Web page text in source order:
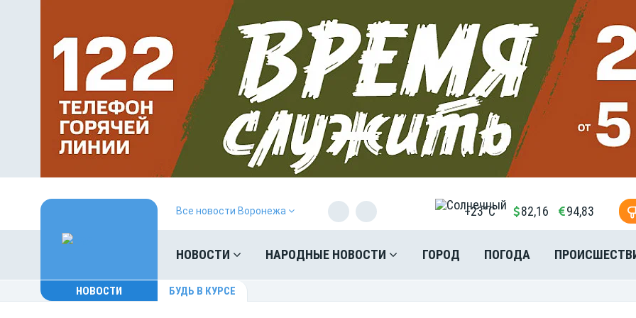
Все новости Воронежа +23°C 82,16 94,83
НОВОСТИ НАРОДНЫЕ НОВОСТИ ГОРОД ПОГОДА
НОВОСТИ БУДЬ В КУРСЕ